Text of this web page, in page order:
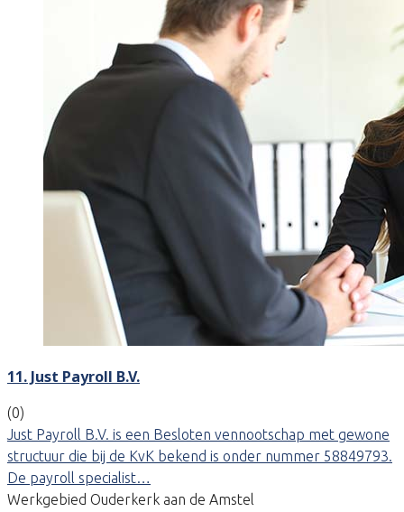
11. Just Payroll B.V.
(0)
Just Payroll B.V. is een Besloten vennootschap met gewone
structuur die bij de KvK bekend is onder nummer 58849793.
De payroll specialist…
Werkgebied Ouderkerk aan de Amstel